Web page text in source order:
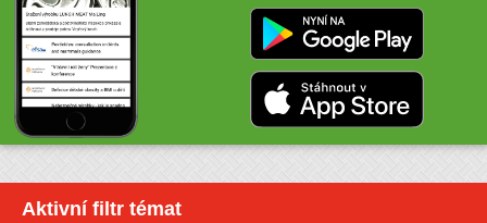
Aktivní filtr témat